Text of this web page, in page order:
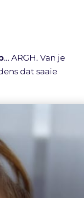
… ARGH. Van je
dat saaie